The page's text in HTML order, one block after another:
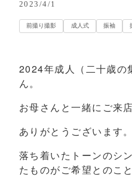
2023/4/1
前撮り撮影 成人式 振袖
2024年成人（二十歳の
ん。
お母さんと一緒にご来
ありがとうございます。
落ち着いたトーンのシ
たものがご希望とのこ